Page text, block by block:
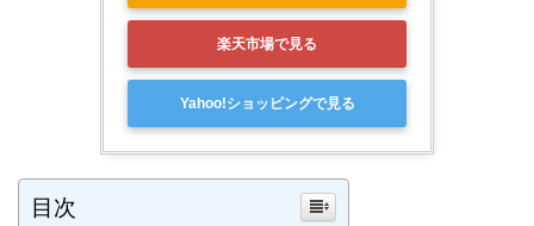
楽天市場で見る
Yahoo!ショッピングで見る
目次